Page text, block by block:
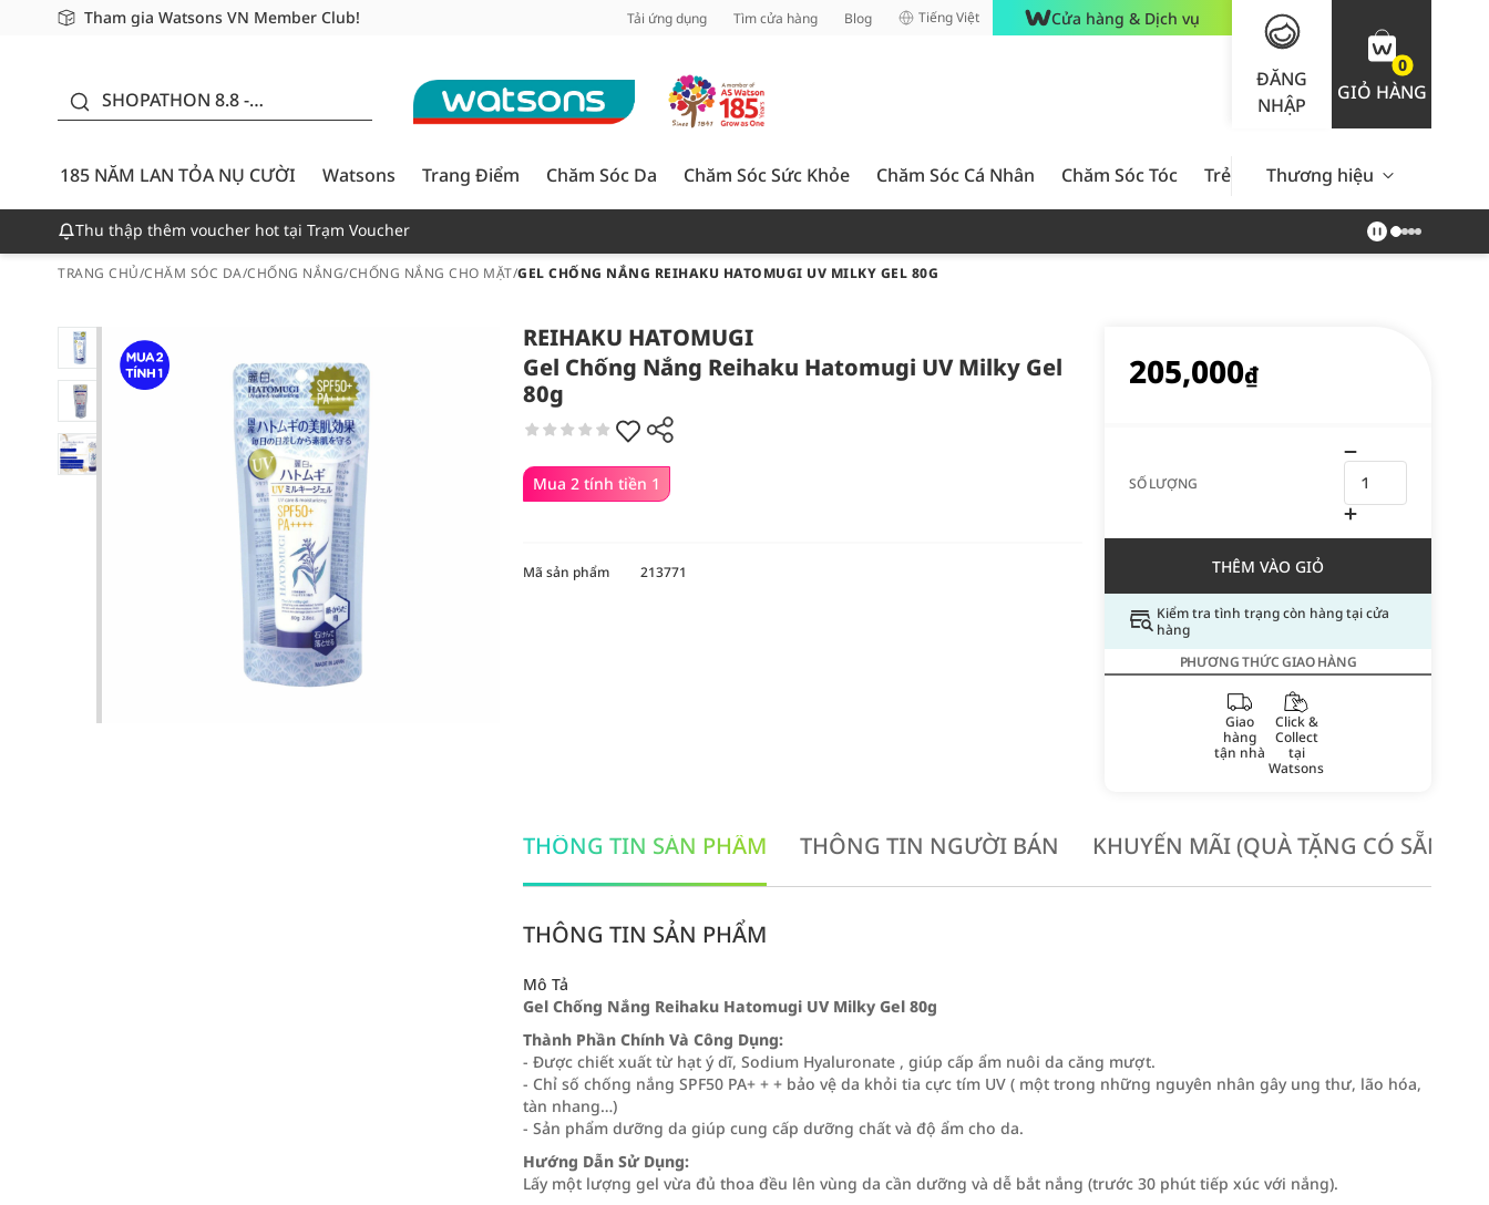
Tham gia Watsons VN Member Club!
Miễn phí giao hàng cho đơn hàng từ 249,000Đ
Giao hàng nhanh 24h - Áp dụng khu vực TP. Hồ Chí Minh Tải ứng dụng Tìm cửa hàng Blog Tiếng Việt Cửa hàng & Dịch vụ
ĐĂNG
NHẬP
0
GIỎ HÀNG
SHOPATHON 8.8 -
CƯỜI - GIẢM ĐẾN
50%
185 NĂM LAN TỎA NỤ CƯỜI
Watsons Trang Điểm Chăm Sóc Da Chăm Sóc Sức Khỏe Chăm Sóc Cá Nhân Chăm Sóc Tóc Trẻ Em Nam Giới Chăm Sóc
Thương hiệu
Thu thập thêm voucher hot tại Trạm Voucher
TRANG CHỦ/CHĂM SÓC DA/CHỐNG NẮNG/CHỐNG NẮNG CHO MẶT/GEL CHỐNG NẮNG REIHAKU HATOMUGI UV MILKY GEL 80G
REIHAKU HATOMUGI
Gel Chống Nắng Reihaku Hatomugi UV Milky Gel
80g
Mua 2 tính tiền 1
205,000₫
SỐ LƯỢNG
THÊM VÀO GIỎ
Kiểm tra tình trạng còn hàng tại cửa
hàng
PHƯƠNG THỨC GIAO HÀNG
Giao
hàng
tận nhà
Click &
Collect
tại
Watsons
Mã sản phẩm 213771
THÔNG TIN SẢN PHẨM THÔNG TIN NGƯỜI BÁN KHUYẾN MÃI (QUÀ TẶNG CÓ SẴN
THÔNG TIN SẢN PHẨM
Mô Tả
Gel Chống Nắng Reihaku Hatomugi UV Milky Gel 80g
Thành Phần Chính Và Công Dụng:
- Được chiết xuất từ hạt ý dĩ, Sodium Hyaluronate , giúp cấp ẩm nuôi da căng mượt.
- Chỉ số chống nắng SPF50 PA+ + + bảo vệ da khỏi tia cực tím UV ( một trong những nguyên nhân gây ung thư, lão hóa,
tàn nhang…)
- Sản phẩm dưỡng da giúp cung cấp dưỡng chất và độ ẩm cho da.
Hướng Dẫn Sử Dụng:
Lấy một lượng gel vừa đủ thoa đều lên vùng da cần dưỡng và dễ bắt nắng (trước 30 phút tiếp xúc với nắng).